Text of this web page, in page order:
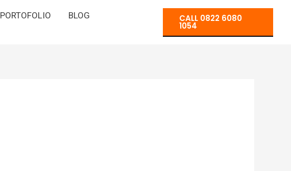
PORTOFOLIO
BLOG
CALL 0822 6080
1054